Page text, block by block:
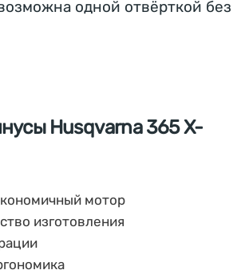
одной отвёрткой без
Husqvarna 365 X-
мотор
изготовления